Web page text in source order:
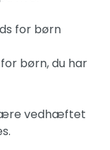
for børn
børn, du har
vedhæftet